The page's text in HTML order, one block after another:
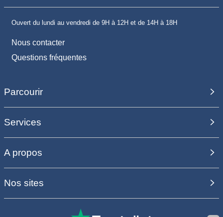
Ouvert du lundi au vendredi de 9H à 12H et de 14H à 18H
Nous contacter
Questions fréquentes
Parcourir
Services
A propos
Nos sites